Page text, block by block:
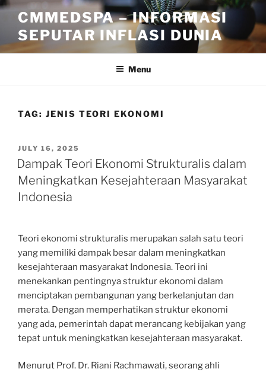
Skip
content
CMMEDSPA – INFORMASI
SEPUTAR INFLASI DUNIA
Menu
TAG: JENIS TEORI EKONOMI
POSTED
ON
JULY 16, 2025
Dampak Teori Ekonomi Strukturalis dalam
Meningkatkan Kesejahteraan Masyarakat
Indonesia
Teori ekonomi strukturalis merupakan salah satu teori
yang memiliki dampak besar dalam meningkatkan
kesejahteraan masyarakat Indonesia. Teori ini
menekankan pentingnya struktur ekonomi dalam
menciptakan pembangunan yang berkelanjutan dan
merata. Dengan memperhatikan struktur ekonomi
yang ada, pemerintah dapat merancang kebijakan yang
tepat untuk meningkatkan kesejahteraan masyarakat.
Menurut Prof. Dr. Riani Rachmawati, seorang ahli